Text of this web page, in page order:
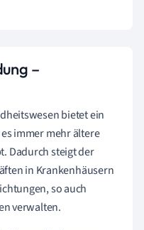
–
bietet ein
immer mehr ältere
Dadurch steigt der
in Krankenhäusern
so auch
verwalten.